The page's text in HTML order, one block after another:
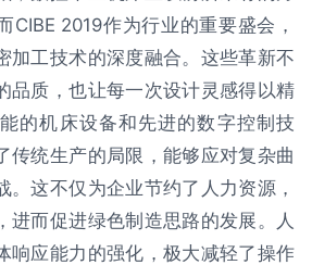
CIBE 2019作为行业的重要盛会，
加工技术的深度融合。这些革新不
品质，也让每一次设计灵感得以精
的机床设备和先进的数字控制技
传统生产的局限，能够应对复杂曲
。这不仅为企业节约了人力资源，
进而促进绿色制造思路的发展。人
响应能力的强化，极大减轻了操作